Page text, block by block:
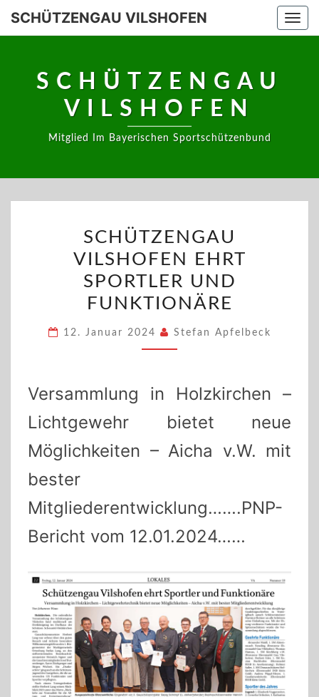
Skip
SCHÜTZENGAU VILSHOFEN
SCHÜTZENGAU
VILSHOFEN
Mitglied Im Bayerischen Sportschützenbund
VILSHOFEN
EHRT
SPORTLER
UND
SCHÜTZENGAU
VILSHOFEN EHRT
SPORTLER UND
FUNKTIONÄRE
12. Januar 2024 Stefan Apfelbeck
Versammlung in Holzkirchen –
Lichtgewehr bietet neue
Möglichkeiten – Aicha v.W. mit
bester
Mitgliederentwicklung…….PNP-
Bericht vom 12.01.2024……